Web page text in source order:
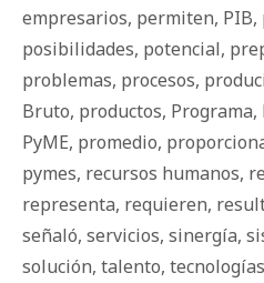
empresarios, permiten, PIB,
posibilidades, potencial,
problemas, procesos,
Bruto, productos, Programa,
PyME, promedio,
pymes, recursos humanos,
representa, requieren,
señaló, servicios, sinergía,
solución, talento, tecnologías